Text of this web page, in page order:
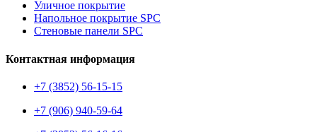
Уличное покрытие
Напольное покрытие SPC
Стеновые панели SPC
Контактная информация
+7 (3852) 56-15-15
+7 (906) 940-59-64